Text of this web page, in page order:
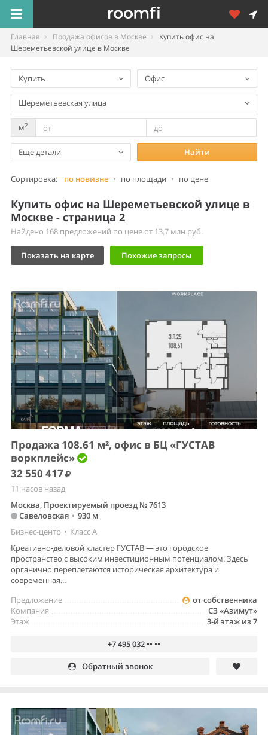
Главная Продажа офисов в Москве
Купить офис на
Шереметьевской улице в Москве
Купить Офис
Шереметьевская улица
м2
Еще детали Найти
Сортировка: по новизне • по площади • по цене
Купить офис на Шереметьевской улице в
Москве - страница 2
Найдено 168 предложений по цене от 13,7 млн руб.
Показать на карте Похожие запросы
Продажа 108.61 м², офис в БЦ «ГУСТАВ
воркплейс»
32 550 417
11 часов назад
Москва, Проектируемый проезд № 7613
Савеловская • 930 м
Бизнес-центр • Класс A
Креативно-деловой кластер ГУСТАВ — это городское
пространство с высоким инвестиционным потенциалом. Здесь
органично переплетаются историческая архитектура и
современная...
от собственника
Предложение
СЗ «Азимут»
Компания
3-й этаж из 7
Этаж
+7 495 032 •• ••
Обратный звонок